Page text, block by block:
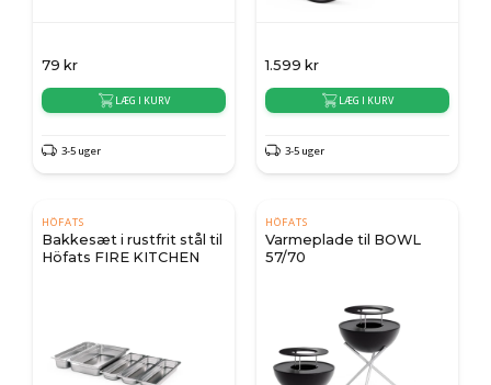
79 kr
LÆG I KURV
3-5 uger
1.599 kr
LÆG I KURV
3-5 uger
HÖFATS
Bakkesæt i rustfrit stål til
Höfats FIRE KITCHEN
HÖFATS
Varmeplade til BOWL
57/70